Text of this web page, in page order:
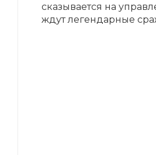
сказывается на
ждут легендарные